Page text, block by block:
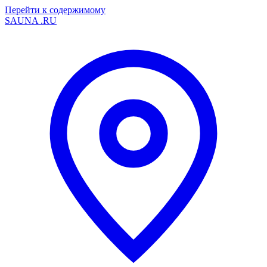
Перейти к содержимому
SAUNA .RU